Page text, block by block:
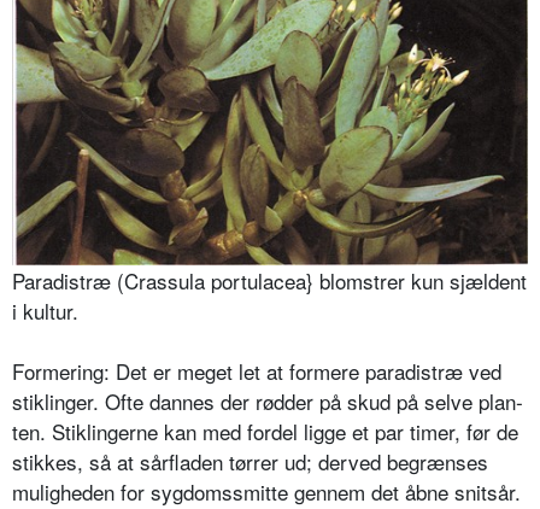
Paradistræ (Crassula portulacea} blomstrer kun sjældent
i kultur.
Formering: Det er meget let at forme­re paradistræ ved
stiklinger. Ofte dan­nes der rødder på skud på selve plan­
ten. Stiklingerne kan med fordel ligge et par timer, før de
stikkes, så at sårfladen tørrer ud; derved begrænses
muligheden for sygdomssmitte gennem det åbne snitsår.